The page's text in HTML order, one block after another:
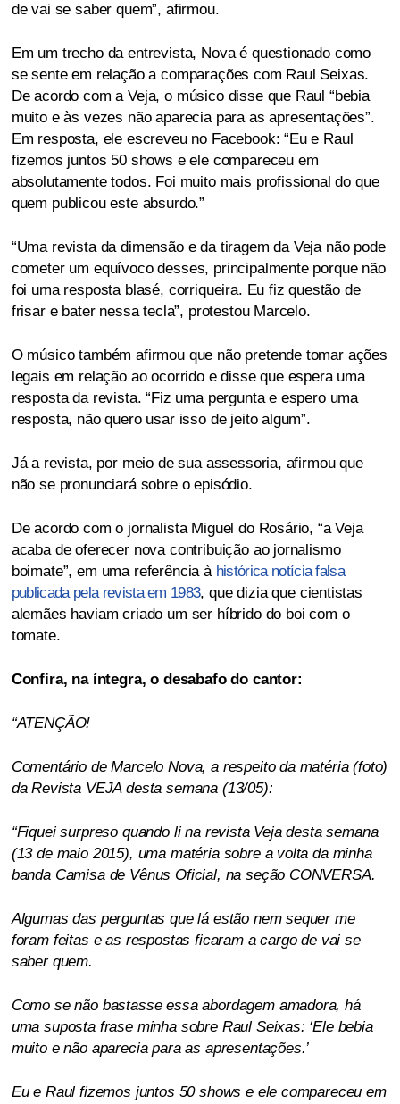
de vai se saber quem”, afirmou.
Em um trecho da entrevista, Nova é questionado como
se sente em relação a comparações com Raul Seixas.
De acordo com a Veja, o músico disse que Raul “bebia
muito e às vezes não aparecia para as apresentações”.
Em resposta, ele escreveu no Facebook: “Eu e Raul
fizemos juntos 50 shows e ele compareceu em
absolutamente todos. Foi muito mais profissional do que
quem publicou este absurdo.”
“Uma revista da dimensão e da tiragem da Veja não pode
cometer um equívoco desses, principalmente porque não
foi uma resposta blasé, corriqueira. Eu fiz questão de
frisar e bater nessa tecla”, protestou Marcelo.
O músico também afirmou que não pretende tomar ações
legais em relação ao ocorrido e disse que espera uma
resposta da revista. “Fiz uma pergunta e espero uma
resposta, não quero usar isso de jeito algum”.
Já a revista, por meio de sua assessoria, afirmou que
não se pronunciará sobre o episódio.
De acordo com o jornalista Miguel do Rosário, “a Veja
acaba de oferecer nova contribuição ao jornalismo
boimate”, em uma referência à histórica notícia falsa
publicada pela revista em 1983, que dizia que cientistas
alemães haviam criado um ser híbrido do boi com o
tomate.
Confira, na íntegra, o desabafo do cantor:
“ATENÇÃO!
Comentário de Marcelo Nova, a respeito da matéria (foto)
da Revista VEJA desta semana (13/05):
“Fiquei surpreso quando li na revista Veja desta semana
(13 de maio 2015), uma matéria sobre a volta da minha
banda Camisa de Vênus Oficial, na seção CONVERSA.
Algumas das perguntas que lá estão nem sequer me
foram feitas e as respostas ficaram a cargo de vai se
saber quem.
Como se não bastasse essa abordagem amadora, há
uma suposta frase minha sobre Raul Seixas: ‘Ele bebia
muito e não aparecia para as apresentações.’
Eu e Raul fizemos juntos 50 shows e ele compareceu em